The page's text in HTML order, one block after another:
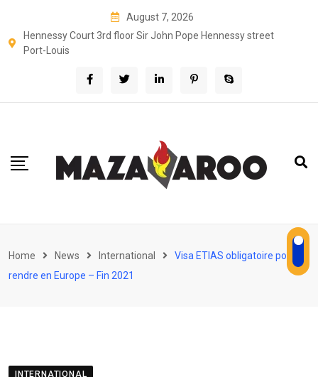
content
August 7, 2026
Hennessy Court 3rd floor Sir John Pope Hennessy street
Port-Louis
Home News International
Visa ETIAS obligatoire pour se
rendre en Europe – Fin 2021
INTERNATIONAL